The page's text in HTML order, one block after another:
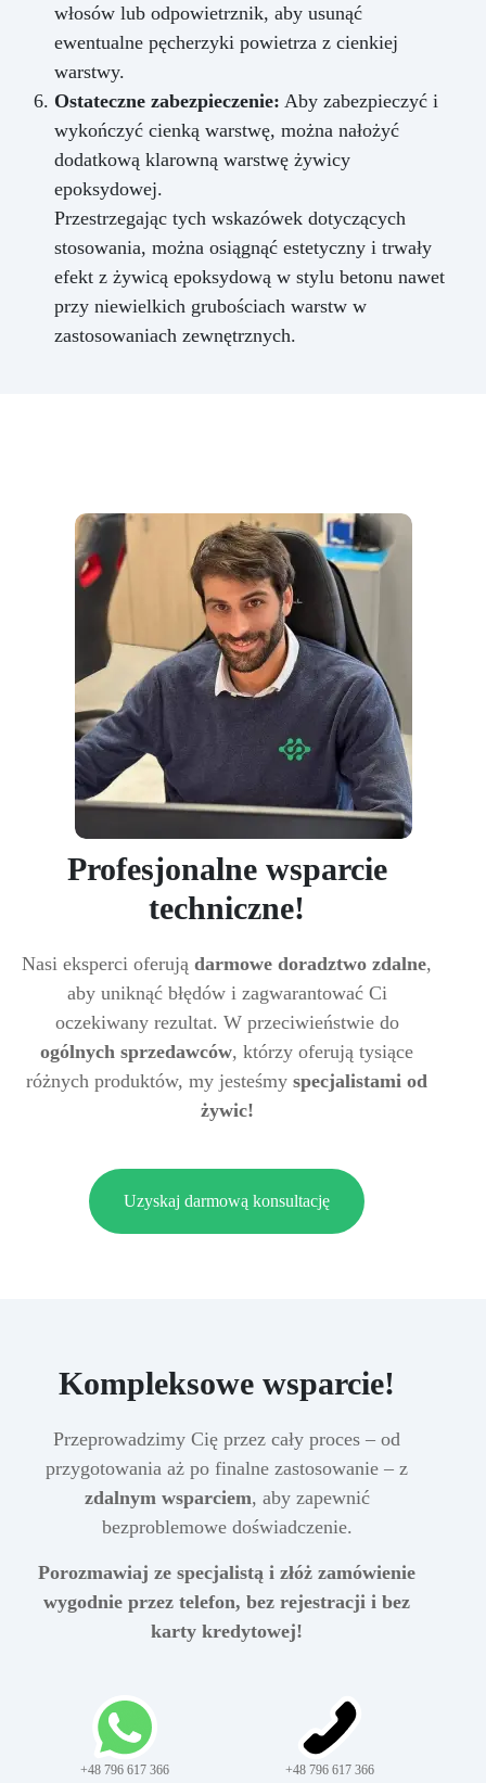
włosów lub odpowietrznik, aby usunąć
ewentualne pęcherzyki powietrza z cienkiej
warstwy.
Ostateczne zabezpieczenie: Aby zabezpieczyć i
wykończyć cienką warstwę, można nałożyć
dodatkową klarowną warstwę żywicy
epoksydowej.
Przestrzegając tych wskazówek dotyczących
stosowania, można osiągnąć estetyczny i trwały
efekt z żywicą epoksydową w stylu betonu nawet
przy niewielkich grubościach warstw w
zastosowaniach zewnętrznych.
Profesjonalne wsparcie
techniczne!
Nasi eksperci oferują darmowe doradztwo zdalne,
aby uniknąć błędów i zagwarantować Ci
oczekiwany rezultat. W przeciwieństwie do
ogólnych sprzedawców, którzy oferują tysiące
różnych produktów, my jesteśmy specjalistami od
żywic!
Uzyskaj darmową konsultację
Kompleksowe wsparcie!
Przeprowadzimy Cię przez cały proces – od
przygotowania aż po finalne zastosowanie – z
zdalnym wsparciem, aby zapewnić
bezproblemowe doświadczenie.
Porozmawiaj ze specjalistą i złóż zamówienie
wygodnie przez telefon, bez rejestracji i bez
karty kredytowej!
+48 796 617 366 +48 796 617 366